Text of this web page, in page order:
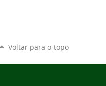
Voltar para o topo